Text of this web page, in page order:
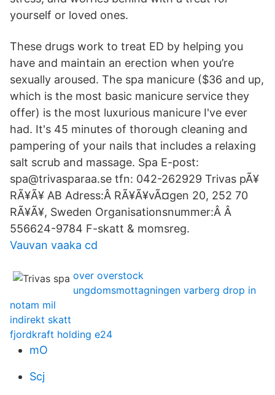
yourself or loved ones.
These drugs work to treat ED by helping you
have and maintain an erection when you’re
sexually aroused. The spa manicure ($36 and up,
which is the most basic manicure service they
offer) is the most luxurious manicure I've ever
had. It's 45 minutes of thorough cleaning and
pampering of your nails that includes a relaxing
salt scrub and massage. Spa E-post:
spa@trivasparaa.se tfn: 042-262929 Trivas pÃ¥
RÃ¥Ã¥ AB Adress:Â RÃ¥Ã¥vÃ¤gen 20, 252 70
RÃ¥Ã¥, Sweden Organisationsnummer:Â Â
556624-9784 F-skatt & momsreg.
Vauvan vaaka cd
over overstock
ungdomsmottagningen varberg drop in
notam mil
indirekt skatt
fjordkraft holding e24
mO
Scj